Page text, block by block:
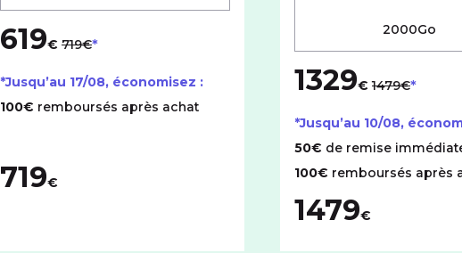
619€ 719€
*Jusqu’au 17/08, économisez :
100€ remboursés après achat
719€
2000Go
1329€ 1479€
*Jusqu’au 10/08,
50€ de remise
100€ remboursés après
1479€